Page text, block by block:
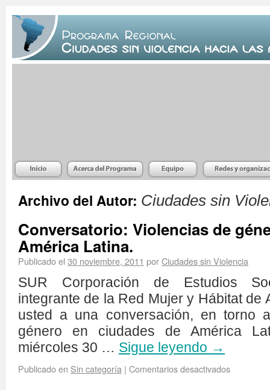
Archivo del Autor: Ciudades sin
Conversatorio: Violencias de
América Latina.
Publicado el 30 noviembre, 2011 porCiudades sin Violencia
SUR Corporación de Estudios
integrante de la Red Mujer y Hábitat de
usted a una conversación, en torno
género en ciudades de América
miércoles 30 … Sigue leyendo →
Publicado en Sin categoría | Comentarios desactivados